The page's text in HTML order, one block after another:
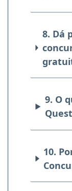
8. Dá
9. O
10.